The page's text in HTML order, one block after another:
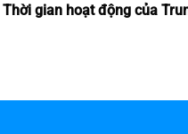
Thời gian hoạt động của